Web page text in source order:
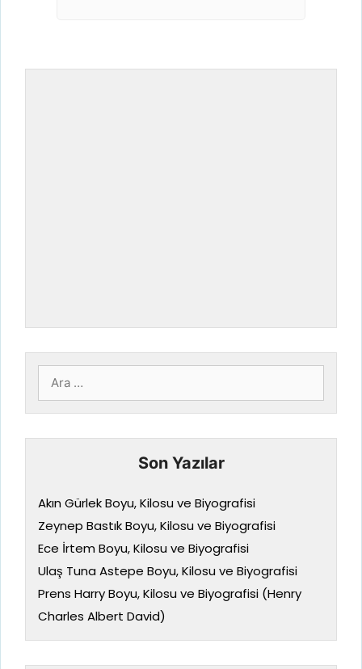
için
ara
Son Yazılar
Akın Gürlek Boyu, Kilosu ve Biyografisi
Zeynep Bastık Boyu, Kilosu ve Biyografisi
Ece İrtem Boyu, Kilosu ve Biyografisi
Ulaş Tuna Astepe Boyu, Kilosu ve Biyografisi
Prens Harry Boyu, Kilosu ve Biyografisi (Henry
Charles Albert David)